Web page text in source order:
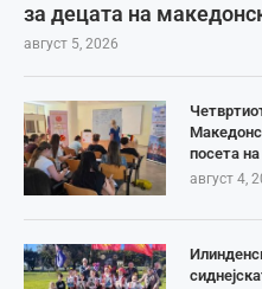
за децата на
август 5, 2026
посета
август 4,